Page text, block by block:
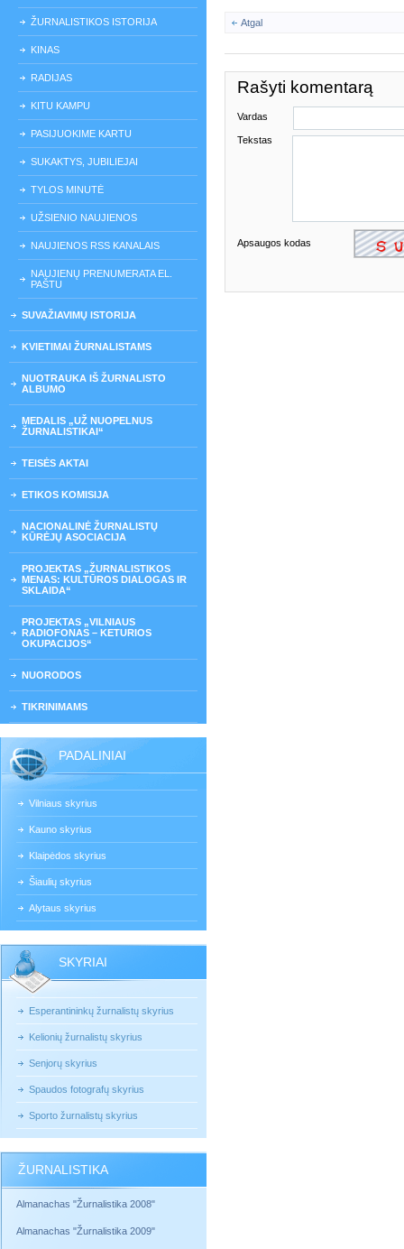
ŽURNALISTIKOS ISTORIJA
KINAS
RADIJAS
KITU KAMPU
PASIJUOKIME KARTU
SUKAKTYS, JUBILIEJAI
TYLOS MINUTĖ
UŽSIENIO NAUJIENOS
NAUJIENOS RSS KANALAIS
NAUJIENŲ PRENUMERATA EL.
PAŠTU
SUVAŽIAVIMŲ ISTORIJA
KVIETIMAI ŽURNALISTAMS
NUOTRAUKA IŠ ŽURNALISTO
ALBUMO
MEDALIS „UŽ NUOPELNUS
ŽURNALISTIKAI“
TEISĖS AKTAI
ETIKOS KOMISIJA
NACIONALINĖ ŽURNALISTŲ
KŪRĖJŲ ASOCIACIJA
PROJEKTAS „ŽURNALISTIKOS
MENAS: KULTŪROS DIALOGAS IR
SKLAIDA“
PROJEKTAS „VILNIAUS
RADIOFONAS – KETURIOS
OKUPACIJOS“
NUORODOS
TIKRINIMAMS
PADALINIAI
Vilniaus skyrius
Kauno skyrius
Klaipėdos skyrius
Šiaulių skyrius
Alytaus skyrius
SKYRIAI
Esperantininkų žurnalistų skyrius
Kelionių žurnalistų skyrius
Senjorų skyrius
Spaudos fotografų skyrius
Sporto žurnalistų skyrius
ŽURNALISTIKA
Almanachas "Žurnalistika 2008"
Almanachas "Žurnalistika 2009"
Atgal
Rašyti komentarą
Vardas
Tekstas
Apsaugos kodas